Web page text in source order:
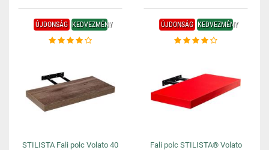
ÚJDONSÁG KEDVEZMÉNY
STILISTA Fali polc Volato 40
ÚJDONSÁG KEDVEZMÉNY
Fali polc STILISTA® Volato